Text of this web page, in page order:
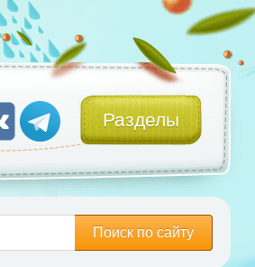
Разделы
Поиск по сайту